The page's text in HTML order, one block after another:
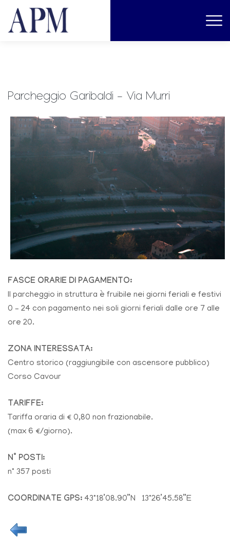
Parcheggio Garibaldi – Via Murri
FASCE ORARIE DI PAGAMENTO:
Il parcheggio in struttura è fruibile nei giorni feriali e festivi
0 – 24 con pagamento nei soli giorni feriali dalle ore 7 alle
ore 20.
ZONA INTERESSATA:
Centro storico (raggiungibile con ascensore pubblico)
Corso Cavour
TARIFFE:
Tariffa oraria di € 0,80 non frazionabile.
(max 6 €/giorno).
N° POSTI:
n° 357 posti
COORDINATE GPS: 43°18’08.90”N 13°26’45.58”E